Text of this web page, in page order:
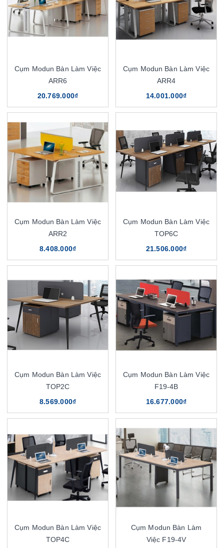
Cụm Modun Bàn Làm Việc
ARR6
20.769.000₫
Cụm Modun Bàn Làm Việc
ARR4
14.001.000₫
Cụm Modun Bàn Làm Việc
ARR2
8.408.000₫
Cụm Modun Bàn Làm Việc
TOP6C
21.506.000₫
Cụm Modun Bàn Làm Việc
TOP2C
8.569.000₫
Cụm Modun Bàn Làm Việc
F19-4B
16.677.000₫
Cụm Modun Bàn Làm Việc
TOP4C
Cụm Modun Bàn Làm
Việc F19-4V